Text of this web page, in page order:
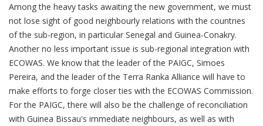
Among the heavy tasks awaiting the new government, we must
not lose sight of good neighbourly relations with the countries
of the sub-region, in particular Senegal and Guinea-Conakry.
Another no less important issue is sub-regional integration with
ECOWAS. We know that the leader of the PAIGC, Simoes
Pereira, and the leader of the Terra Ranka Alliance will have to
make efforts to forge closer ties with the ECOWAS Commission.
For the PAIGC, there will also be the challenge of reconciliation
with Guinea Bissau's immediate neighbours, as well as with